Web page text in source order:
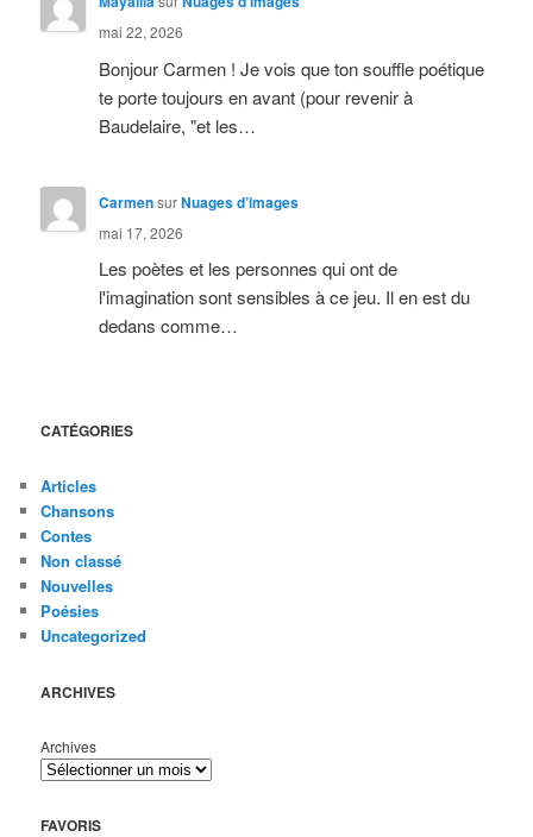
mai 22, 2026
Bonjour Carmen ! Je vois que ton souffle poétique
te porte toujours en avant (pour revenir à
Baudelaire, "et les…
CarmensurNuages d’images
mai 17, 2026
Les poètes et les personnes qui ont de
l'imagination sont sensibles à ce jeu. Il en est du
dedans comme…
CATÉGORIES
Articles
Chansons
Contes
Non classé
Nouvelles
Poésies
Uncategorized
ARCHIVES
Archives
FAVORIS